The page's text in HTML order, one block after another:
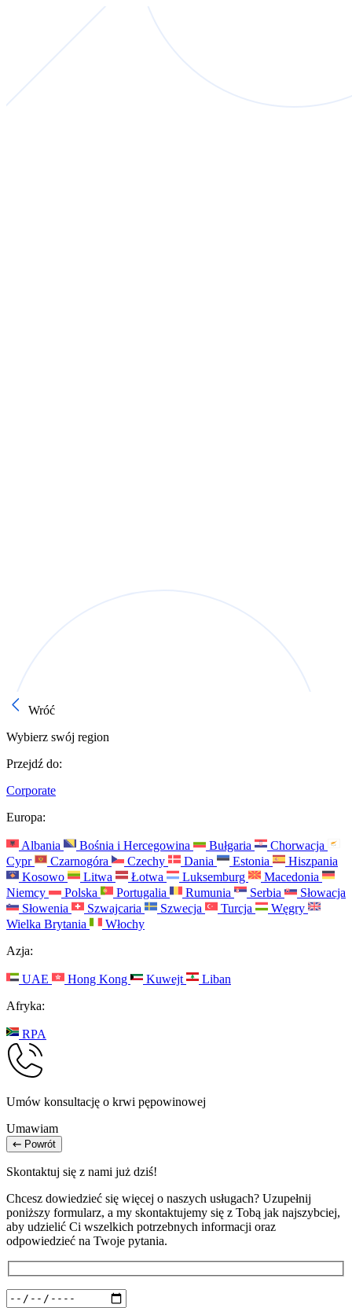
Wróć
Wybierz swój region
Przejdź do:
Corporate
Europa:
Albania Bośnia i Hercegowina Bułgaria
Chorwacja
Cypr
Czarnogóra Czechy Dania Estonia
Hiszpania
Kosowo
Litwa Łotwa Luksemburg
Macedonia
Niemcy
Polska Portugalia Rumunia Serbia
Słowacja
Słowenia
Szwajcaria Szwecja Turcja
Węgry
Wielka Brytania
Włochy
Azja:
UAE Hong Kong Kuwejt
Liban
Afryka:
RPA
Umów konsultację o krwi pępowinowej
Umawiam
Powrót
Skontaktuj się z nami już dziś!
Chcesz dowiedzieć się więcej o naszych usługach? Uzupełnij
poniższy formularz, a my skontaktujemy się z Tobą jak najszybciej,
aby udzielić Ci wszelkich potrzebnych informacji oraz
odpowiedzieć na Twoje pytania.